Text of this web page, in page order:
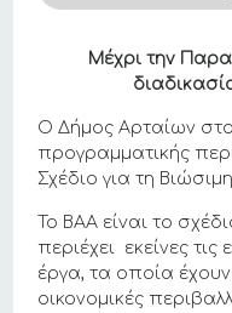
Μέχρι την
Ο Δήμος Αρταίων
προγραμματικής
Σχέδιο για τη
Το ΒΑΑ είναι το
περιέχει εκείνες τις
έργα, τα οποία
οικονομικές